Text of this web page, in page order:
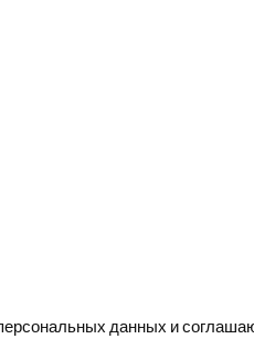
данных и